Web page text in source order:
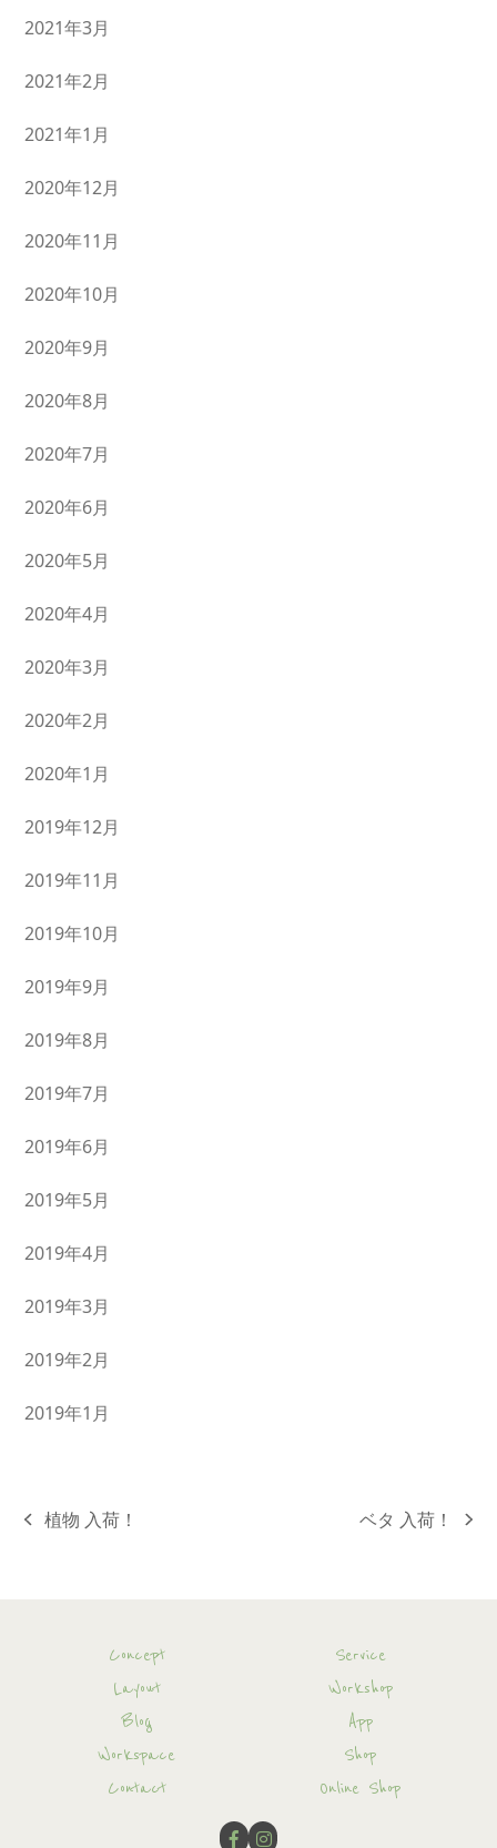
2021年3月
2021年2月
2021年1月
2020年12月
2020年11月
2020年10月
2020年9月
2020年8月
2020年7月
2020年6月
2020年5月
2020年4月
2020年3月
2020年2月
2020年1月
2019年12月
2019年11月
2019年10月
2019年9月
2019年8月
2019年7月
2019年6月
2019年5月
2019年4月
2019年3月
2019年2月
2019年1月
previous
植物 入荷！
next
ベタ 入荷！
Concept
Service
Layout
Workshop
Blog
App
Workspace
Shop
Contact
Online Shop